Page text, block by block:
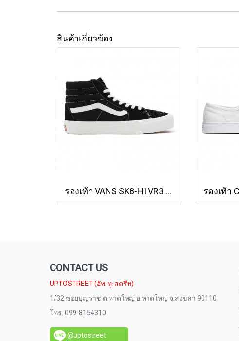
สินค้าเกี่ยวข้อง
รองเท้า VANS SK8-HI VR3 - Black/Marshmallow [VN0005UN1KP]
CONTACT US
UPTOSTREET (อัพ-ทู-สตรีท)
1/32 ซอยบุญราช ต.หาดใหญ่ อ.หาดใหญ่ จ.สงขลา 90110
โทร. 099-8154310
@uptostreet